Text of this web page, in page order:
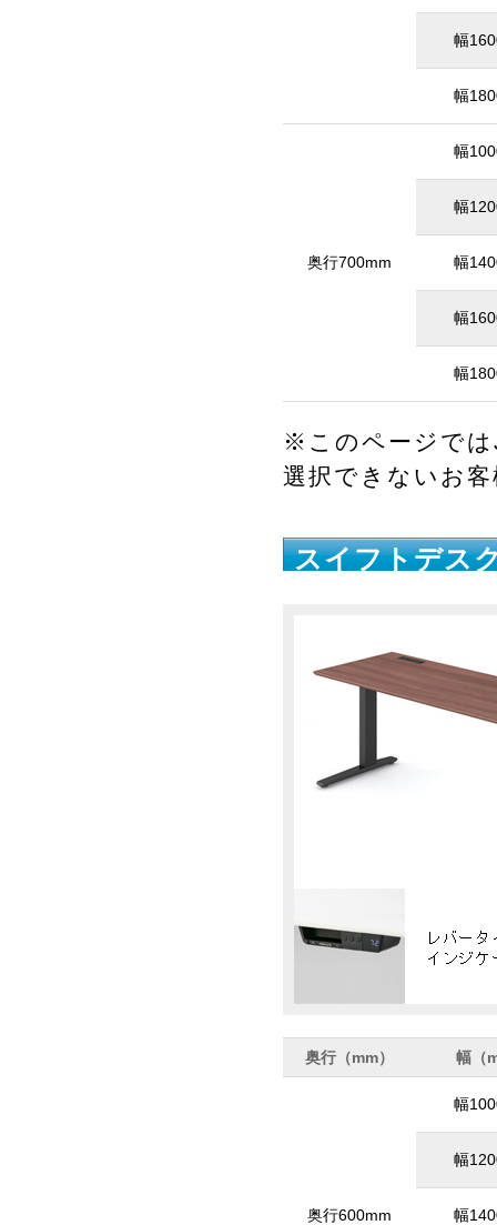
幅
幅
奥行700mm
幅
幅
幅
幅
幅
※このページで
選択できないお
スイフトデス
奥行（mm） 幅（
奥行600mm
幅
幅
幅